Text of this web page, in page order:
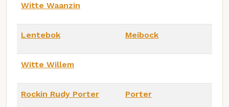
Witte Waanzin
Lentebok Meibock
Witte Willem
Rockin Rudy Porter Porter